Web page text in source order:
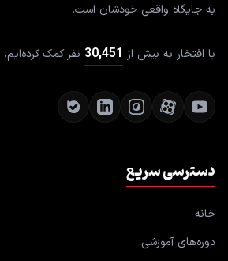
به جایگاه واقعی خودشان است.
با افتخار به بیش از 30,451 نفر کمک
دسترسی سریع
خانه
دوره‌های آموزشی